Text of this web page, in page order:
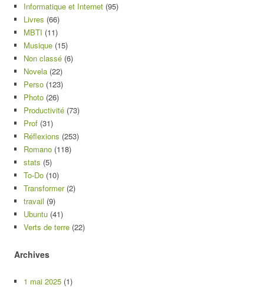
Informatique et Internet (95)
Livres (66)
MBTI (11)
Musique (15)
Non classé (6)
Novela (22)
Perso (123)
Photo (26)
Productivité (73)
Prof (31)
Réflexions (253)
Romano (118)
stats (5)
To-Do (10)
Transformer(2)
travail (9)
Ubuntu (41)
Verts de terre (22)
Archives
1 mai 2025 (1)